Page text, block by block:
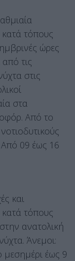
κατά τόπους
ώρες
τις
στις
στα
Από το
Από 09 έως 16
και
κατά τόπους
ανατολική
Άνεμοι:
μεσημέρι έως 9